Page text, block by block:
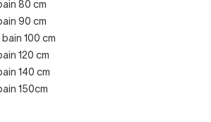
chaque meuble peut être
à vos besoins :
80 cm
90 cm
100 cm
120 cm
140 cm
150cm